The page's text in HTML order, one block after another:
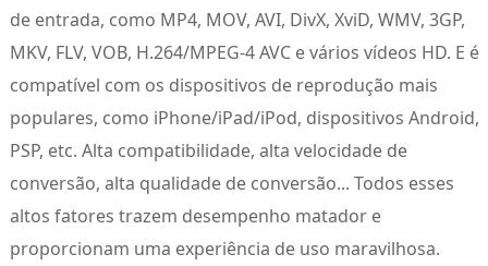
de entrada, como MP4, MOV, AVI, DivX, XviD, WMV, 3GP,
MKV, FLV, VOB, H.264/MPEG-4 AVC e vários vídeos HD. E é
compatível com os dispositivos de reprodução mais
populares, como iPhone/iPad/iPod, dispositivos Android,
PSP, etc. Alta compatibilidade, alta velocidade de
conversão, alta qualidade de conversão... Todos esses
altos fatores trazem desempenho matador e
proporcionam uma experiência de uso maravilhosa.